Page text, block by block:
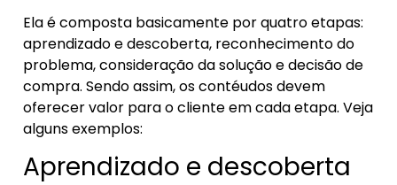
Ela é composta basicamente por quatro etapas:
aprendizado e descoberta, reconhecimento do
problema, consideração da solução e decisão de
compra. Sendo assim, os contéudos devem
oferecer valor para o cliente em cada etapa. Veja
alguns exemplos:
Aprendizado e descoberta